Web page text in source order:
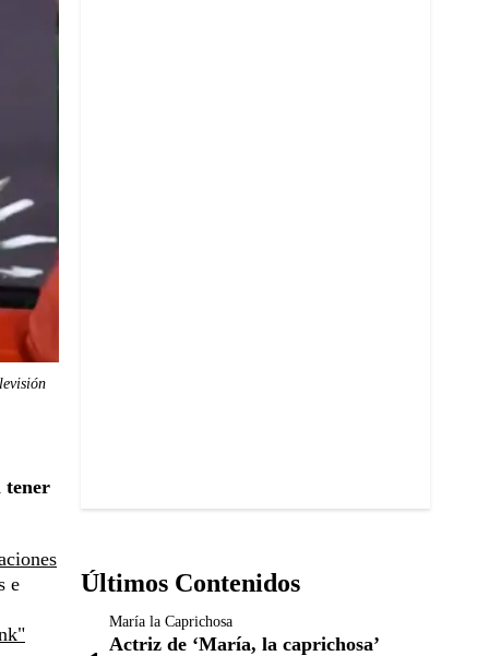
tener
e
Últimos Contenidos
María la Caprichosa
Actriz de ‘María, la caprichosa’